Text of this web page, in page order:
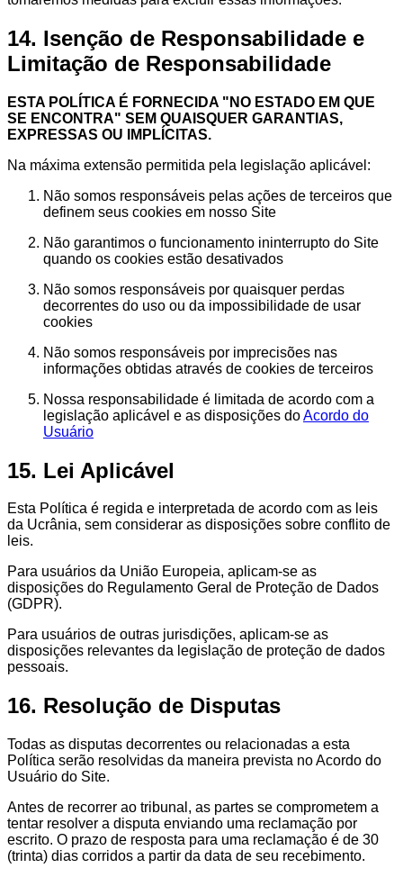
14. Isenção de Responsabilidade e
Limitação de Responsabilidade
ESTA POLÍTICA É FORNECIDA "NO ESTADO EM QUE
SE ENCONTRA" SEM QUAISQUER GARANTIAS,
EXPRESSAS OU IMPLÍCITAS.
Na máxima extensão permitida pela legislação aplicável:
Não somos responsáveis pelas ações de terceiros que
definem seus cookies em nosso Site
Não garantimos o funcionamento ininterrupto do Site
quando os cookies estão desativados
Não somos responsáveis por quaisquer perdas
decorrentes do uso ou da impossibilidade de usar
cookies
Não somos responsáveis por imprecisões nas
informações obtidas através de cookies de terceiros
Nossa responsabilidade é limitada de acordo com a
legislação aplicável e as disposições doAcordo do
Usuário
15. Lei Aplicável
Esta Política é regida e interpretada de acordo com as leis
da Ucrânia, sem considerar as disposições sobre conflito de
leis.
Para usuários da União Europeia, aplicam-se as
disposições do Regulamento Geral de Proteção de Dados
(GDPR).
Para usuários de outras jurisdições, aplicam-se as
disposições relevantes da legislação de proteção de dados
pessoais.
16. Resolução de Disputas
Todas as disputas decorrentes ou relacionadas a esta
Política serão resolvidas da maneira prevista no Acordo do
Usuário do Site.
Antes de recorrer ao tribunal, as partes se comprometem a
tentar resolver a disputa enviando uma reclamação por
escrito. O prazo de resposta para uma reclamação é de 30
(trinta) dias corridos a partir da data de seu recebimento.